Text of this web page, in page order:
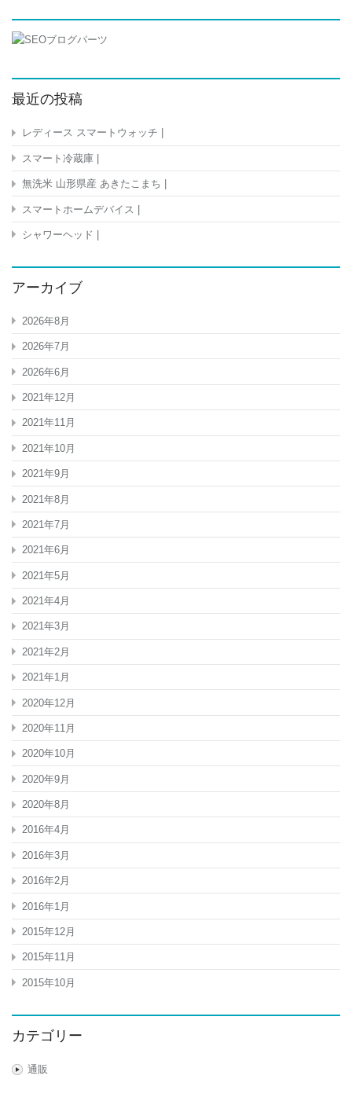
最近の投稿
レディース スマートウォッチ |
スマート冷蔵庫 |
無洗米 山形県産 あきたこまち |
スマートホームデバイス |
シャワーヘッド |
アーカイブ
2026年8月
2026年7月
2026年6月
2021年12月
2021年11月
2021年10月
2021年9月
2021年8月
2021年7月
2021年6月
2021年5月
2021年4月
2021年3月
2021年2月
2021年1月
2020年12月
2020年11月
2020年10月
2020年9月
2020年8月
2016年4月
2016年3月
2016年2月
2016年1月
2015年12月
2015年11月
2015年10月
カテゴリー
通販